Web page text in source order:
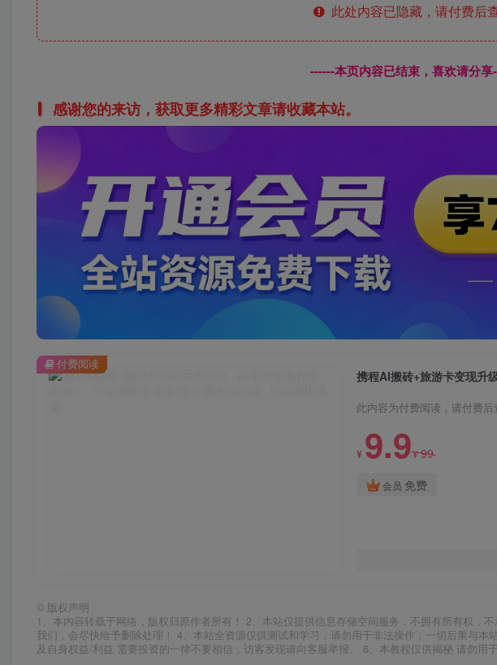
此处内容已隐藏，请付费后
------本页内容已结束，喜欢请分享
感谢您的来访，获取更多精彩文章请收藏本站。
携程AI搬砖+旅游卡变现升
此内容为付费阅读，请付费后
¥ 9.9¥99
会员 免费
付费阅读
© 版权声明
1、本内容转载于网络，版权归原作者所有！ 2、本站仅提供信息存储空间服务，不拥有所有权，
我们，会尽快给予删除处理！ 4、本站全资源仅供测试和学习，请勿用于非法操作，一切后果与
及自身权益/利益 需要投资的一律不要相信，访客发现请向客服举报。 6、本教程仅供揭秘 请勿用